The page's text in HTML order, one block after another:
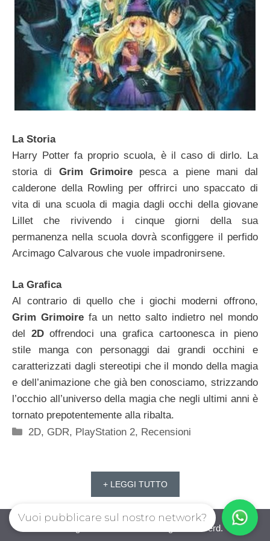
La Storia
Harry Potter fa proprio scuola, è il caso di dirlo. La
storia di Grim Grimoirepesca a piene mani dal
calderone della Rowling per offrirci uno spaccato di
vita di una scuola di magia dagli occhi della giovane
Lillet che rivivendo i cinque giorni della sua
permanenza nella scuola dovrà sconfiggere il perfido
Arcimago Calvarous che vuole impadronirsene.
La Grafica
Al contrario di quello che i giochi moderni offrono,
Grim Grimoirefa un netto salto indietro nel mondo
del 2Doffrendoci una grafica cartoonesca in pieno
stile manga con personaggi dai grandi occhini e
caratterizzati dagli stereotipi che il mondo della magia
e dell’animazione che già ben conosciamo, strizzando
l’occhio all’universo della magia che negli ultimi anni è
tornato prepotentemente alla ribalta.
Categorie
2D, GDR, PlayStation 2, Recensioni
+ LEGGI TUTTO
iovideogioco.com © 2026. All right reserverd.
Vuoi pubblicare sul nostro network?